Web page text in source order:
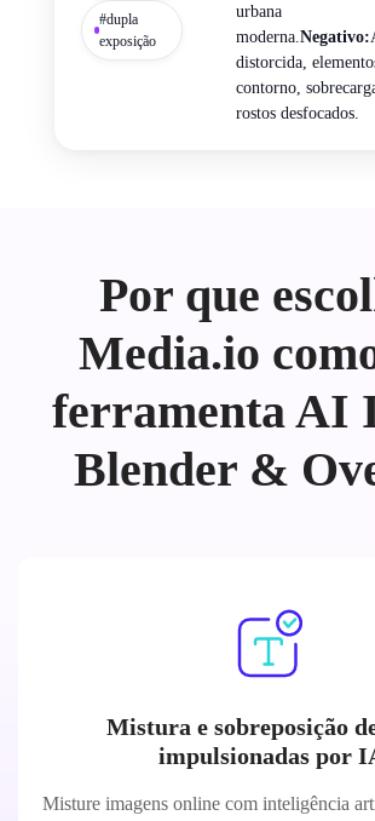
#dupla
exposição
urbana
moderna. Negativo:
distorcida,
contorno,
rostos desfocados.
Por que
Media.io
ferramenta AI
Blender &
Mistura e sobreposição
impulsionadas por
Misture imagens online com inteligência